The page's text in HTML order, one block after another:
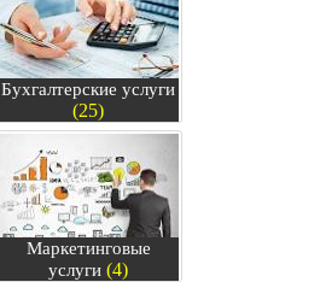
Бухгалтерские услуги
(25)
Маркетинговые
услуги (4)